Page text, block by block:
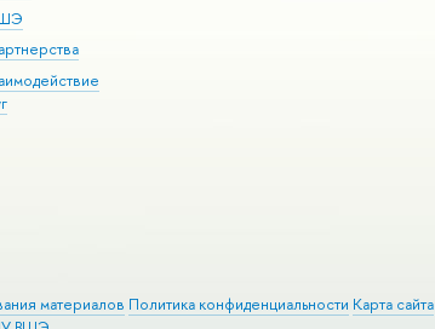
материалов Политика конфиденциальности Карта сайта